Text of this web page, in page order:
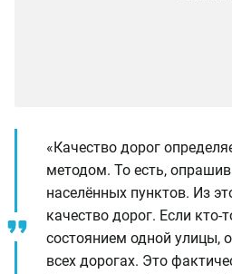
«Качество дорог
методом. То есть,
населённых пунктов. Из
качество дорог. Если кто-
состоянием одной улицы,
всех дорогах. Это